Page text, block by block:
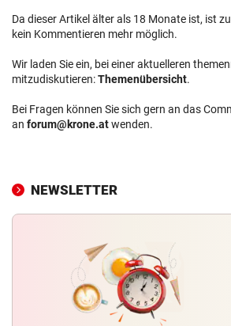
Da dieser Artikel älter als 18 Monate ist, ist
kein Kommentieren mehr möglich.
Wir laden Sie ein, bei einer aktuelleren
mitzudiskutieren:Themenübersicht.
Bei Fragen können Sie sich gern an das
an forum@krone.atwenden.
NEWSLETTER